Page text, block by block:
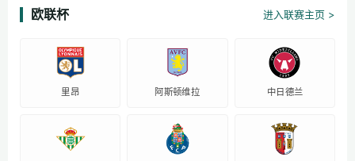
欧联杯 进入联赛主页 >
里昂 阿斯顿维拉 中日德兰